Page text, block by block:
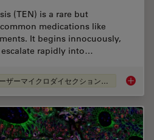
(TEN) is a rare but
medications like
It begins innocuously,
rapidly into…
レーザーマイクロダイセクション（LMD） How a